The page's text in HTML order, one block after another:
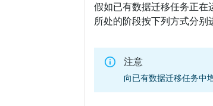
假如已有数据迁移任务正在
所处的阶段按下列方式分别
注意
向已有数据迁移任务中